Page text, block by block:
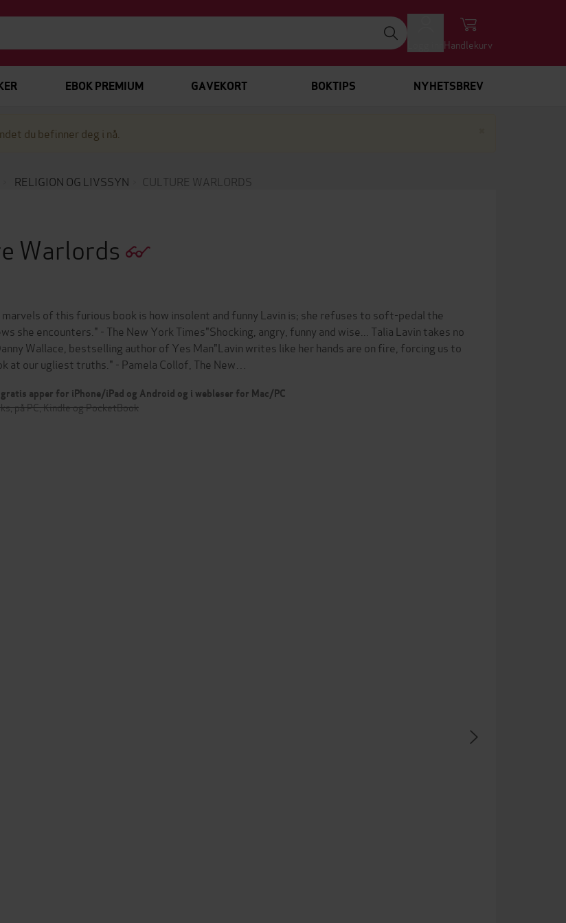
Handlekurv
EBOK PREMIUM GAVEKORT BOKTIPS NYHETSBREV
du befinner deg i nå.
RELIGION OG LIVSSYN CULTURE WARLORDS
Warlords
of this furious book is how insolent and funny Lavin is; she refuses to soft-pedal the
she encounters." - The New York Times"Shocking, angry, funny and wise... Talia Lavin takes no
Wallace, bestselling author of Yes Man"Lavin writes like her hands are on fire, forcing us to
at our ugliest truths." - Pamela Collof, The New…
gratis apper for iPhone/iPad og Android og i webleser for Mac/PC
på PC, Kindle og PocketBook